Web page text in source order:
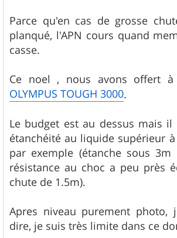
Parce qu'en cas de grosse
planqué, l'APN cours quand
casse.
Ce noel , nous avons offert
OLYMPUS TOUGH 3000.
Le budget est au dessus mais il
étanchéité au liquide supérieur
par exemple (étanche sous 3m
résistance au choc a peu près
chute de 1.5m).
Apres niveau purement photo,
dire, je suis très limite dans ce